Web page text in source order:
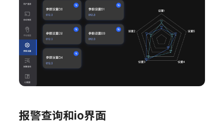
报警查询和io界面